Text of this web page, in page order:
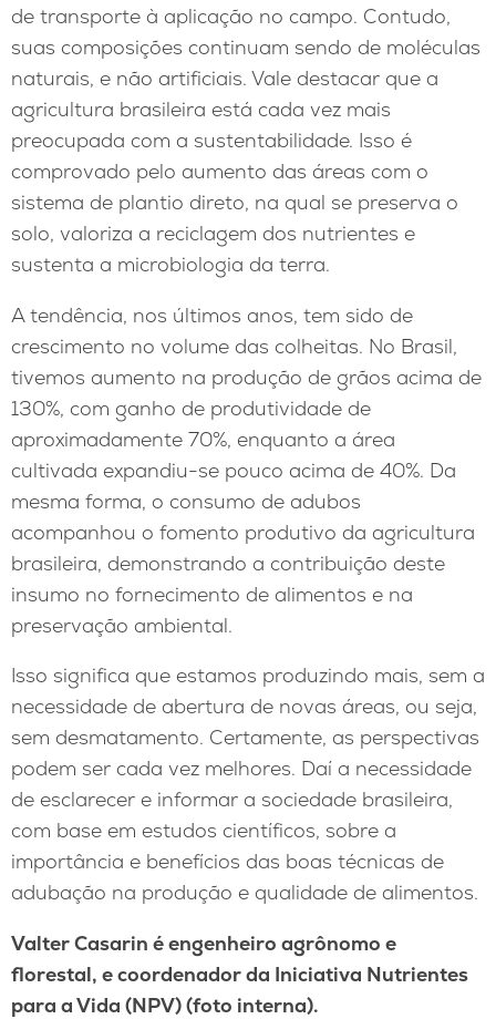
de transporte à aplicação no campo. Contudo,
suas composições continuam sendo de moléculas
naturais, e não artificiais. Vale destacar que a
agricultura brasileira está cada vez mais
preocupada com a sustentabilidade. Isso é
comprovado pelo aumento das áreas com o
sistema de plantio direto, na qual se preserva o
solo, valoriza a reciclagem dos nutrientes e
sustenta a microbiologia da terra.
A tendência, nos últimos anos, tem sido de
crescimento no volume das colheitas. No Brasil,
tivemos aumento na produção de grãos acima de
130%, com ganho de produtividade de
aproximadamente 70%, enquanto a área
cultivada expandiu-se pouco acima de 40%. Da
mesma forma, o consumo de adubos
acompanhou o fomento produtivo da agricultura
brasileira, demonstrando a contribuição deste
insumo no fornecimento de alimentos e na
preservação ambiental.
Isso significa que estamos produzindo mais, sem a
necessidade de abertura de novas áreas, ou seja,
sem desmatamento. Certamente, as perspectivas
podem ser cada vez melhores. Daí a necessidade
de esclarecer e informar a sociedade brasileira,
com base em estudos científicos, sobre a
importância e benefícios das boas técnicas de
adubação na produção e qualidade de alimentos.
Valter Casarin é engenheiro agrônomo e
florestal, e coordenador da Iniciativa Nutrientes
para a Vida (NPV) (foto interna).